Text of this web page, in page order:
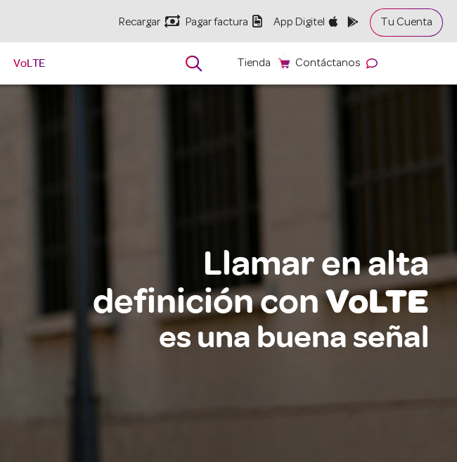
Recargar  Pagar factura  App Digitel Tu Cuenta
VoLTE  Tienda Contáctanos
Llamar en alta
definición conVoLTE
es una buena señal